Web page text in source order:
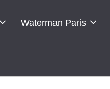
Waterman Paris